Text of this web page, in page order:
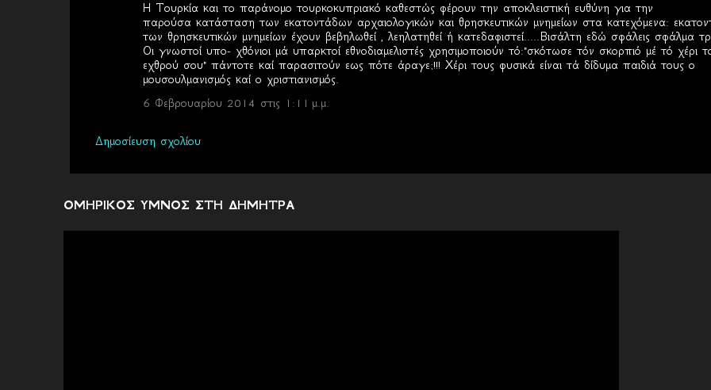
Η Τουρκία και το παράνομο τουρκοκυπριακό καθεστώς φέρουν την αποκλειστική ευθύνη για την
παρούσα κατάσταση των εκατοντάδων αρχαιολογικών και θρησκευτικών μνημείων στα κατεχόμενα:
των θρησκευτικών μνημείων έχουν βεβηλωθεί , λεηλατηθεί ή κατεδαφιστεί.....Βισάλτη εδώ σφάλεις σφάλμα
Οι γνωστοί υπο- χθόνιοι μά υπαρκτοί εθνοδιαμελιστές χρησιμοποιούν τό:"σκότωσε τόν σκορπιό μέ τό χέρι
εχθρού σου" πάντοτε καί παρασιτούν εως πότε άραγε;!!! Χέρι τους φυσικά είναι τά δίδυμα παιδιά τους ο
μουσουλμανισμός καί ο χριστιανισμός.
6 Φεβρουαρίου 2014 στις 1:11 μ.μ.
Δημοσίευση σχολίου
ΟΜΗΡΙΚΟΣ ΥΜΝΟΣ ΣΤΗ ΔΗΜΗΤΡΑ